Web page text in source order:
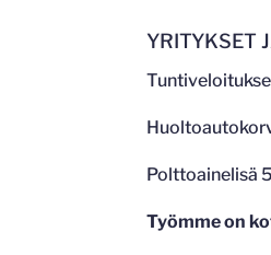
YRITYKSET
Polttoainelisä
Työmme on